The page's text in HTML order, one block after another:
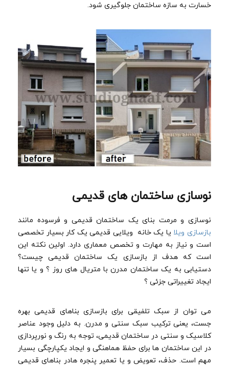
خسارت به سازه ساختمان جلوگیری شود.
نوسازی ساختمان های قدیمی
نوسازی و مرمت بنای یک ساختمان قدیمی و فرسوده مانند
بازسازی ویلا یا یک خانه ویلایی قدیمی یک کار بسیار تخصصی
است و نیاز به مهارت و تخصص معماری دارد. اولین نکته این
است که هدف از بازسازی یک ساختمان قدیمی چیست؟
دستیابی به یک ساختمان مدرن با متریال های روز ؟ و یا تنها
ایجاد تغییراتی جزئی ؟
می توان از سبک تلفیقی برای بازسازی بناهای قدیمی بهره
جست، یعنی ترکیب سبک سنتی و مدرن. به دلیل وجود عناصر
کلاسیک و سنتی در ساختمان قدیمی، توجه به رنگ و نورپردازی
در این ساختمان ها برای حفظ هماهنگی و ایجاد یکپارچگی بسیار
مهم است. حذف، تعویض و یا تعمیر پنجره هادر بناهای قدیمی